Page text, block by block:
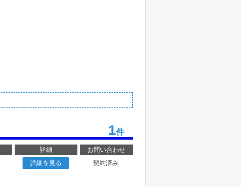
1件
詳細
お問い合わせ
詳細を見る
契約済み